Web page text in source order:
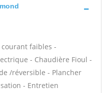
faibles -
- Chaudière Fioul -
/réversible - Plancher
- Entretien